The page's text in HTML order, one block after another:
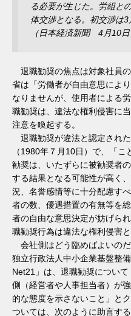
る必要が生じた。労組と
体交渉となる。初交渉は3
（日本経済新聞 4月10日
退職勧奨の焦点は対象社員
省は「労働者が自由意思によ
なりませんが、使用者による
職勧奨は、違法な権利侵害に
注意を喚起する。
退職勧奨が違法と認定され
（1980年７月10日）で、「
勧奨は、いたずらに被勧奨者
する結果となる可能性が高く
況、名誉感情等に十分配慮す
者の数、優遇措置の有無等を
者の自由な意思決定が妨げら
職勧奨行為は違法な権利侵害と
会社側はどう臨めばよいのだ
独立行政法人中小企業基盤整
Net21」は、退職勧奨につい
側（経営者や人事担当者）が
的な態度を示さないこと」と
ついては、次のように助言する